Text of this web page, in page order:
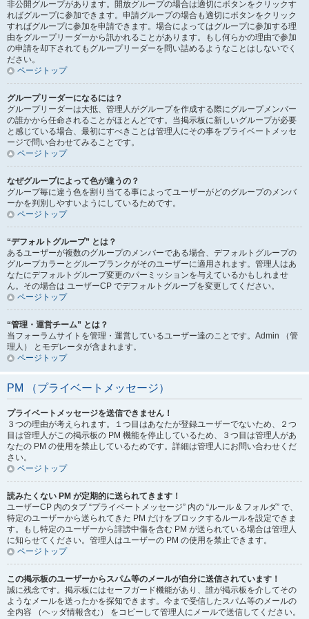
非公開グループがあります。開放グループの場合は適切にボタンをクリックす
ればグループに参加できます。申請グループの場合も適切にボタンをクリック
すればグループに参加を申請できます。場合によってはグループに参加する理
由をグループリーダーから訊かれることがあります。もし何らかの理由で参加
の申請を却下されてもグループリーダーを問い詰めるようなことはしないでく
ださい。
ページトップ
グループリーダーになるには？
グループリーダーは大抵、管理人がグループを作成する際にグループメンバー
の誰かから任命されることがほとんどです。当掲示板に新しいグループが必要
と感じている場合、最初にすべきことは管理人にその事をプライベートメッセ
ージで問い合わせてみることです。
ページトップ
なぜグループによって色が違うの？
グループ毎に違う色を割り当てる事によってユーザーがどのグループのメンバ
ーかを判別しやすいようにしているためです。
ページトップ
“デフォルトグループ” とは？
あるユーザーが複数のグループのメンバーである場合、デフォルトグループの
グループカラーとグループランクがそのユーザーに適用されます。管理人はあ
なたにデフォルトグループ変更のパーミッションを与えているかもしれませ
ん。その場合は ユーザーCP でデフォルトグループを変更してください。
ページトップ
“管理・運営チーム” とは？
当フォーラムサイトを管理・運営しているユーザー達のことです。Admin （管
理人） とモデレータが含まれます。
ページトップ
PM （プライベートメッセージ）
プライベートメッセージを送信できません！
３つの理由が考えられます。１つ目はあなたが登録ユーザーでないため、２つ
目は管理人がこの掲示板の PM 機能を停止しているため、３つ目は管理人があ
なたの PM の使用を禁止しているためです。詳細は管理人にお問い合わせくだ
さい。
ページトップ
読みたくない PM が定期的に送られてきます！
ユーザーCP 内のタブ “プライベートメッセージ” 内の “ルール & フォルダ” で、
特定のユーザーから送られてきた PM だけをブロックするルールを設定できま
す。もし特定のユーザーから誹謗中傷を含む PM が送られている場合は管理人
に知らせてください。管理人はユーザーの PM の使用を禁止できます。
ページトップ
この掲示板のユーザーからスパム等のメールが自分に送信されています！
誠に残念です。掲示板にはセーフガード機能があり、誰が掲示板を介してその
ようなメールを送ったかを探知できます。今まで受信したスパム等のメールの
全内容 （ヘッダ情報含む） をコピーして管理人にメールで送信してください。